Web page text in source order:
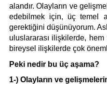
alandır. Olayların ve
edebilmek için, üç temel
gerektiğini düşünüyorum.
uluslararası ilişkilerde,
bireysel ilişkilerde çok
Peki nedir bu üç aşama?
1-) Olayların ve